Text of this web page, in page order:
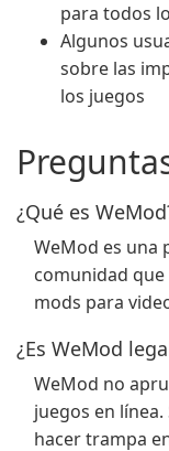
para todos
Algunos
sobre las
los juegos
¿Qué es
WeMod es una
comunidad
mods para
¿Es WeMod
WeMod no
juegos en
hacer trampa